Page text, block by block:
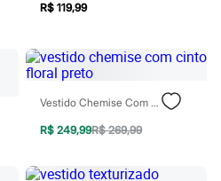
R$ 119,99
Vestido Chemise Com Cinto Floral Preto
R$ 249,99R$ 269,99